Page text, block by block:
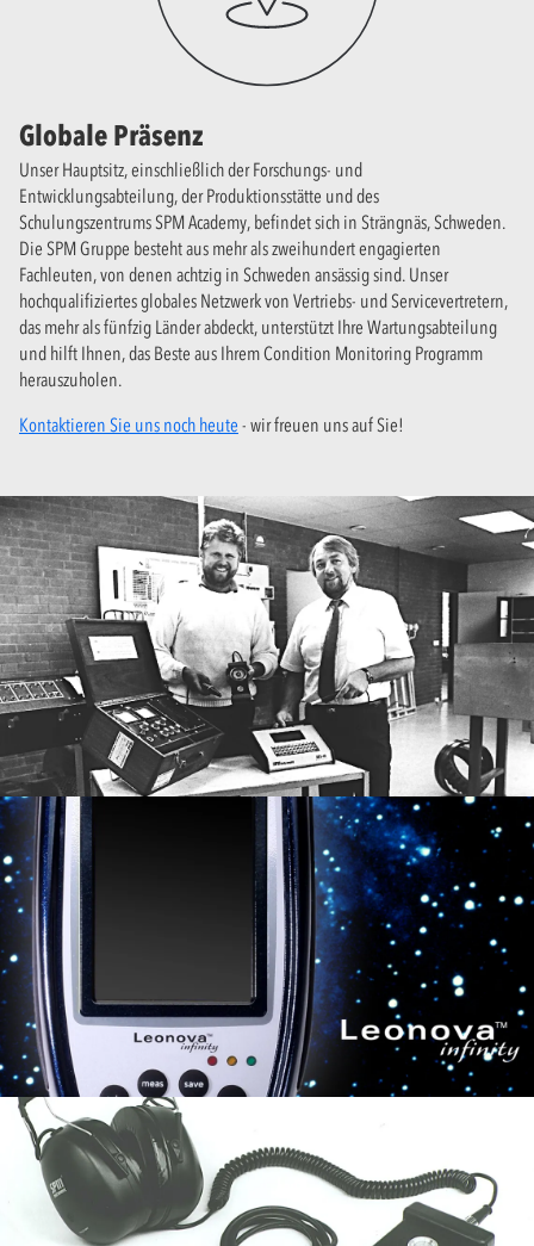
Globale Präsenz
Unser Hauptsitz, einschließlich der Forschungs- und
Entwicklungsabteilung, der Produktionsstätte und des
Schulungszentrums SPM Academy, befindet sich in Strängnäs, Schweden.
Die SPM Gruppe besteht aus mehr als zweihundert engagierten
Fachleuten, von denen achtzig in Schweden ansässig sind. Unser
hochqualifiziertes globales Netzwerk von Vertriebs- und Servicevertretern,
das mehr als fünfzig Länder abdeckt, unterstützt Ihre Wartungsabteilung
und hilft Ihnen, das Beste aus Ihrem Condition Monitoring Programm
herauszuholen.
Kontaktieren Sie uns noch heute - wir freuen uns auf Sie!